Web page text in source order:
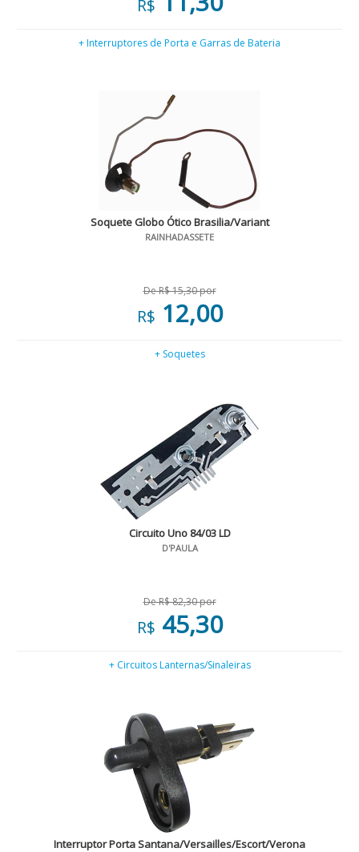
R$
+ Interruptores de Porta e Garras de Bateria
Soquete Globo Ótico Brasilia/Variant
RAINHADASSETE
De R$ 15,30 por
R$ 12,00
+ Soquetes
Circuito Uno 84/03 LD
D'PAULA
De R$ 82,30 por
R$ 45,30
+ Circuitos Lanternas/Sinaleiras
Interruptor Porta Santana/Versailles/Escort/Verona